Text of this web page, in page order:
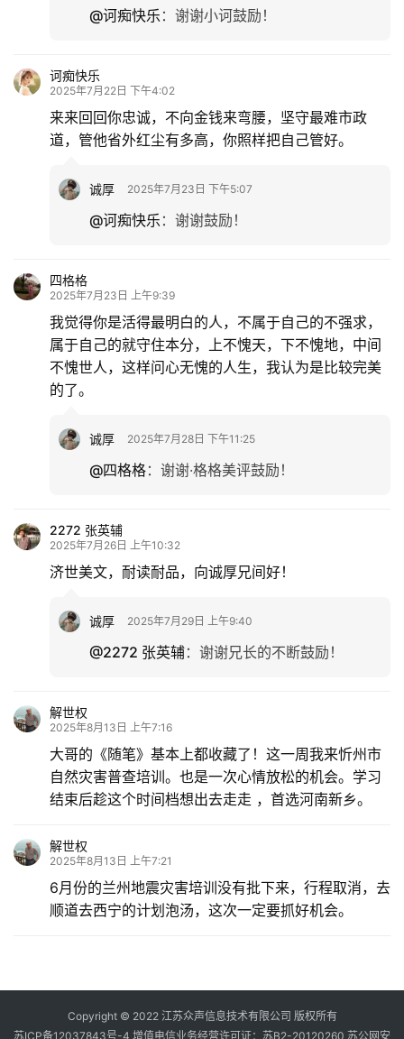
@诃痴快乐 ： 谢谢小诃鼓励！
诃痴快乐
2025年7月22日 下午4:02
来来回回你忠诚，不向金钱来弯腰，坚守最难市政
道，管他省外红尘有多高，你照样把自己管好。
诚厚 2025年7月23日 下午5:07
@诃痴快乐 ： 谢谢鼓励！
四格格
2025年7月23日 上午9:39
我觉得你是活得最明白的人，不属于自己的不强求，
属于自己的就守住本分，上不愧天，下不愧地，中间
不愧世人，这样问心无愧的人生，我认为是比较完美
的了。
诚厚 2025年7月28日 下午11:25
@四格格： 谢谢·格格美评鼓励！
2272 张英辅
2025年7月26日 上午10:32
济世美文，耐读耐品，向诚厚兄间好！
诚厚 2025年7月29日 上午9:40
@2272 张英辅： 谢谢兄长的不断鼓励！
解世权
2025年8月13日 上午7:16
大哥的《随笔》基本上都收藏了！这一周我来忻州市
自然灾害普查培训。也是一次心情放松的机会。学习
结束后趁这个时间档想出去走走 ，首选河南新乡。
解世权
2025年8月13日 上午7:21
6月份的兰州地震灾害培训没有批下来，行程取消，去
顺道去西宁的计划泡汤，这次一定要抓好机会。
Copyright © 2022 江苏众声信息技术有限公司 版权所有
苏ICP备12037843号-4 增值电信业务经营许可证：苏B2-20120260 苏公网安